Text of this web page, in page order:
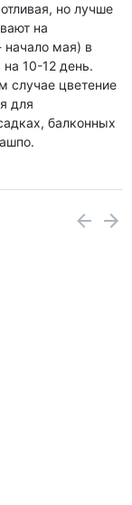
но лучше
на
начало мая) в
10-12 день.
случае цветение
для
балконных